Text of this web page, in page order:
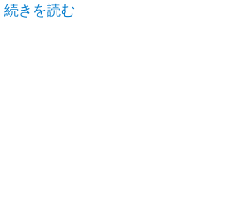
“人工呼吸器基礎セミナー 〜トラブル
続きを読む